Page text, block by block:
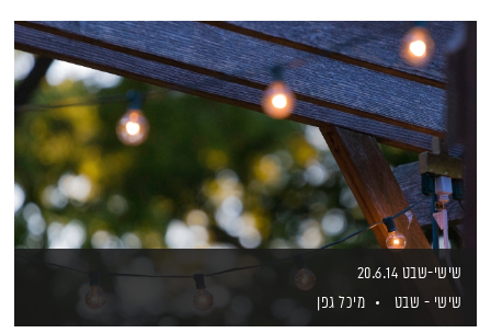
שישי-שבט 20.6.14
שישי - שבט
מיכל גפן